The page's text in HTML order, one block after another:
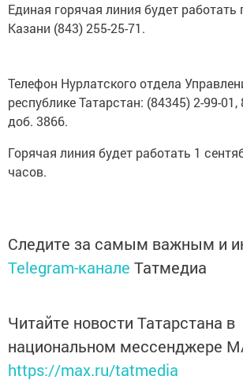
Единая горячая линия будет работать
Казани (843) 255-25-71.
Телефон Нурлатского отдела
республике Татарстан: (84345) 2-99-
доб. 3866.
Горячая линия будет работать 1
часов.
Следите за самым важным и
Telegram-канале Татмедиа
Читайте новости Татарстана в
национальном мессенджере
https://max.ru/tatmedia